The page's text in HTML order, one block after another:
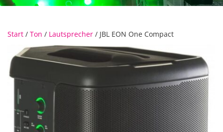
Start / Ton / Lautsprecher / JBL EON One Compact